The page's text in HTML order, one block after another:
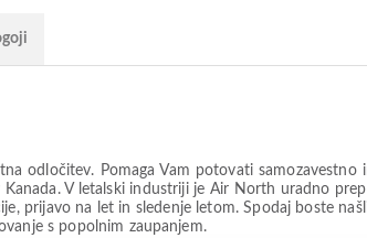
odločitev. Pomaga Vam potovati
V letalski industriji je Air North uradno
prijavo na let in sledenje letom. Spodaj boste
s popolnim zaupanjem.